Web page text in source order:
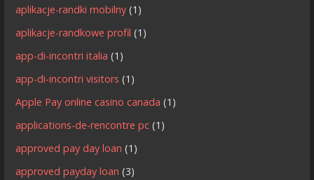
aplikacje-randki mobilny (1)
aplikacje-randkowe profil (1)
app-di-incontri italia (1)
app-di-incontri visitors (1)
Apple Pay online casino canada (1)
applications-de-rencontre pc (1)
approved pay day loan (1)
approved payday loan (3)